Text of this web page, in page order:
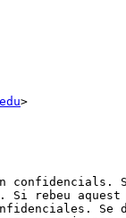
>
rebeu